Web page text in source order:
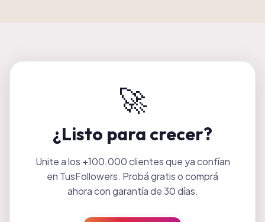
🚀
¿Listo para crecer?
Unite a los +100.000 clientes que ya confían
en TusFollowers. Probá gratis o comprá
ahora con garantía de 30 días.